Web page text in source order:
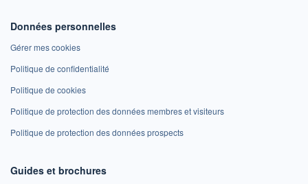
Données personnelles
Gérer mes cookies
Politique de confidentialité
Politique de cookies
Politique de protection des données membres et visiteurs
Politique de protection des données prospects
Guides et brochures